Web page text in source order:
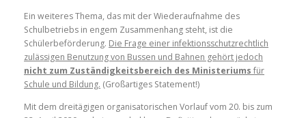
Ein weiteres Thema, das mit der Wiederaufnahme des
Schulbetriebs in engem Zusammenhang steht, ist die
Schülerbeförderung. Die Frage einer infektionsschutzrechtlich
zulässigen Benutzung von Bussen und Bahnen gehört jedoch
nicht zum Zuständigkeitsbereich des Ministeriums für
Schule und Bildung. (Großartiges Statement!)
Mit dem dreitägigen organisatorischen Vorlauf vom 20. bis zum